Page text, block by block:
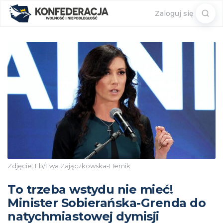
Zaloguj się
Zdjęcie: Fb/Ewa Zajączkowska-Hernik
To trzeba wstydu nie mieć!
Minister Sobierańska-Grenda do
natychmiastowej dymisji